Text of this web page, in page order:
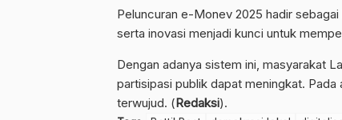
Peluncuran e-Monev 2025 hadir
serta inovasi menjadi kunci untuk
Dengan adanya sistem ini, masyarakat
partisipasi publik dapat meningkat.
terwujud. (Redaksi).